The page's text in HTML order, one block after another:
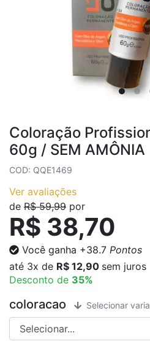
Coloração
60g / SEM AMÔNIA
COD: QQE1469
Ver avaliações
de R$ 59,99 por
R$ 38,70
Você ganha +38.7 Pontos
até 3x de R$ 12,90 sem juros
Desconto de 35%
coloracao Selecionar